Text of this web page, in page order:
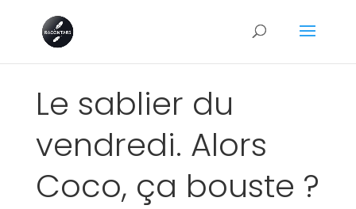
Le sablier du
vendredi. Alors
Coco, ça bouste ?